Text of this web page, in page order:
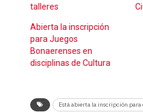
talleres
Abierta la inscripción
para Juegos
Bonaerenses en
disciplinas de Cultura
Está abierta la inscripción